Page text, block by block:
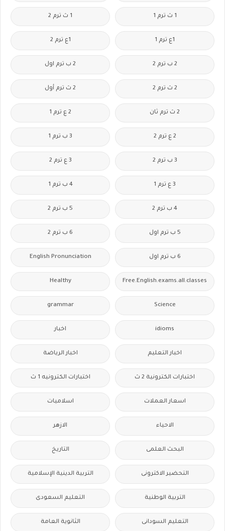
1 ث ترم 1 1 ث ترم 2
1ع ترم 1 1ع ترم 2
2 ب ترم 2 2 ب ترم اول
2 ث ترم 2 2 ث ترم أول
2 ث ترم ثان 2 ع ترم 1
2 ع ترم 2 3 ب ترم 1
3 ب ترم 2 3 ع ترم 2
3 ع ترم 1 4 ب ترم 1
4 ب ترم 2 5 ب ترم 2
5 ب ترم اول 6 ب ترم 2
6 ب ترم اول English Pronunciation
Free.English.exams.all.classes
Healthy
Science
grammar
idioms اخبار
اخبار التعليم اخبار الرياضة
اختبارات الكترونية 2 ث اختبارات الكترونيه 1 ث
اسعار العملات اسلاميات
الاحياء الازهر
البحث العلمى التاريخ
التحضير الاكترونى التربية الدينية الإسلامية
التربية الوطنية التعليم السعودى
التعليم السودانى الثانوية العامة